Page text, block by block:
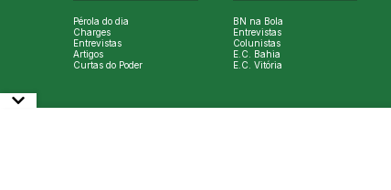
Pérola do dia
Charges
Entrevistas
Artigos
Curtas do Poder
BN na Bola
Entrevistas
Colunistas
E.C. Bahia
E.C. Vitória